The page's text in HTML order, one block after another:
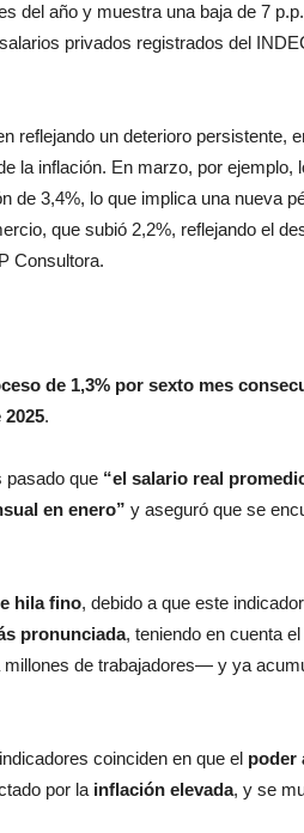
del año y muestra una baja de 7
privados registrados del
reflejando un deterioro persistente,
la inflación. En marzo, por ejemplo,
de 3,4%, lo que implica una nueva
que subió 2,2%, reflejando el
Consultora.
de 1,3% por sexto mes
2025.
pasado que “el salario real
en enero” y aseguró que se
hila fino, debido a que este
pronunciada, teniendo en cuenta
de trabajadores— y ya
coinciden en que el poder
por la inflación elevada, y se